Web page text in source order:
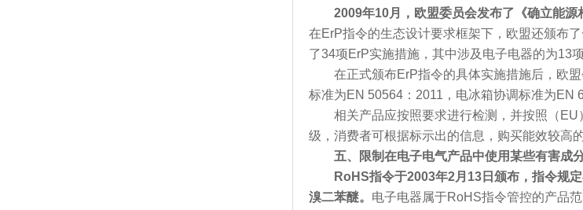
2009年10月，欧盟委员会发布了《确立能
在ErP指令的生态设计要求框架下，欧盟还颁布
了34项ErP实施措施，其中涉及电子电器的为13项
在正式颁布ErP指令的具体实施措施后，欧盟
标准为EN 50564：2011，电冰箱协调标准为EN
相关产品应按照要求进行检测，并按照（EU
级，消费者可根据标示出的信息，购买能效较高的
五、限制在电子电气产品中使用某些有害成
RoHS指令于2003年2月13日颁布，指令规
溴二苯醚。 电子电器属于RoHS指令管控的产品